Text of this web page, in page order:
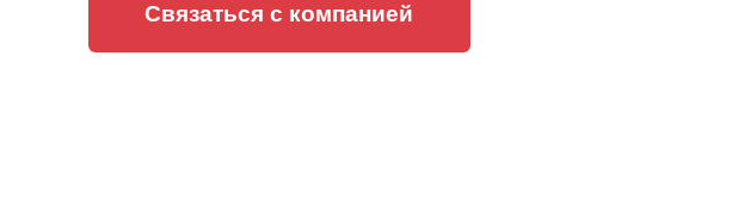
Связаться с компанией